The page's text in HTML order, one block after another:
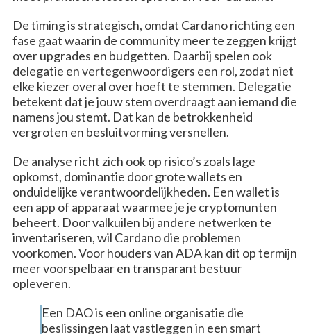
De timing is strategisch, omdat Cardano richting een
fase gaat waarin de community meer te zeggen krijgt
over upgrades en budgetten. Daarbij spelen ook
delegatie en vertegenwoordigers een rol, zodat niet
elke kiezer overal over hoeft te stemmen. Delegatie
betekent dat je jouw stem overdraagt aan iemand die
namens jou stemt. Dat kan de betrokkenheid
vergroten en besluitvorming versnellen.
De analyse richt zich ook op risico’s zoals lage
opkomst, dominantie door grote wallets en
onduidelijke verantwoordelijkheden. Een wallet is
een app of apparaat waarmee je je cryptomunten
beheert. Door valkuilen bij andere netwerken te
inventariseren, wil Cardano die problemen
voorkomen. Voor houders van ADA kan dit op termijn
meer voorspelbaar en transparant bestuur
opleveren.
Een DAO is een online organisatie die
beslissingen laat vastleggen in een smart